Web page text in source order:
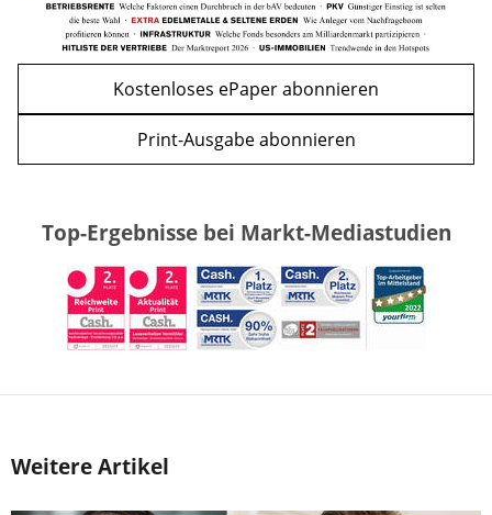
Kostenloses ePaper abonnieren
Print-Ausgabe abonnieren
Top-Ergebnisse bei Markt-Mediastudien
Weitere Artikel